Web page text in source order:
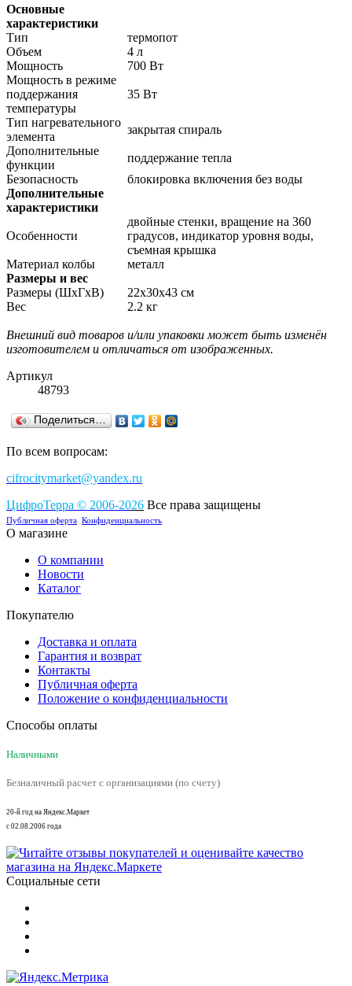
Основные
характеристики
Тип
термопот
Объем
4 л
Мощность
700 Вт
Мощность в режиме
поддержания
температуры
35 Вт
Тип нагревательного
элемента
закрытая спираль
Дополнительные
функции
поддержание тепла
Безопасность
блокировка включения без воды
Дополнительные
характеристики
Особенности
двойные стенки, вращение на 360
градусов, индикатор уровня воды,
съемная крышка
Материал колбы
металл
Размеры и вес
Размеры (ШхГхВ)
22х30х43 см
Вес
2.2 кг
Внешний вид товаров и/или упаковки может быть изменён
изготовителем и отличаться от изображенных.
Артикул
48793
Поделиться…
По всем вопросам:
cifrocitymarket@yandex.ru
ЦифроТерра © 2006-2026 Все права защищены
Публичная оферта Конфиденциальность
О магазине
О компании
Новости
Каталог
Покупателю
Доставка и оплата
Гарантия и возврат
Контакты
Публичная оферта
Положение о конфиденциальности
Способы оплаты
Наличными
Безналичный расчет с организациями (по счету)
20-й год на Яндекс.Маркет
с 02.08.2006 года
Социальные сети